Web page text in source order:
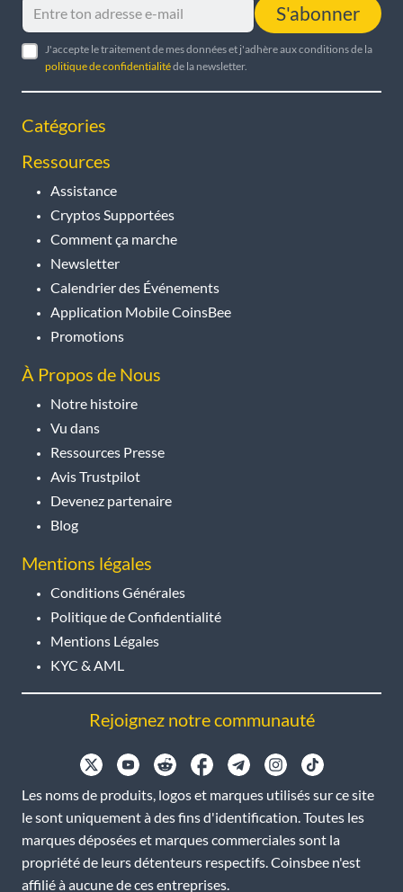
S'abonner
J'accepte le traitement de mes données et j'adhère aux conditions de la
politique de confidentialitéde la newsletter.
Catégories
Ressources
Assistance
Cryptos Supportées
Comment ça marche
Newsletter
Calendrier des Événements
Application Mobile CoinsBee
Promotions
À Propos de Nous
Notre histoire
Vu dans
Ressources Presse
Avis Trustpilot
Devenez partenaire
Blog
Mentions légales
Conditions Générales
Politique de Confidentialité
Mentions Légales
KYC & AML
Rejoignez notre communauté
Les noms de produits, logos et marques utilisés sur ce site
le sont uniquement à des fins d'identification. Toutes les
marques déposées et marques commerciales sont la
propriété de leurs détenteurs respectifs. Coinsbee n'est
affilié à aucune de ces entreprises.